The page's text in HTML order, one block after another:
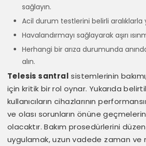
sağlayın.
Acil durum testlerini belirli aralıklarla
Havalandırmayı sağlayarak aşırı
Herhangi bir arıza durumunda
alın.
Telesis santral sistemlerinin
için kritik bir rol oynar. Yukarıda
kullanıcıların cihazlarının
ve olası sorunların önüne
olacaktır. Bakım prosedürlerini
uygulamak, uzun vadede zaman